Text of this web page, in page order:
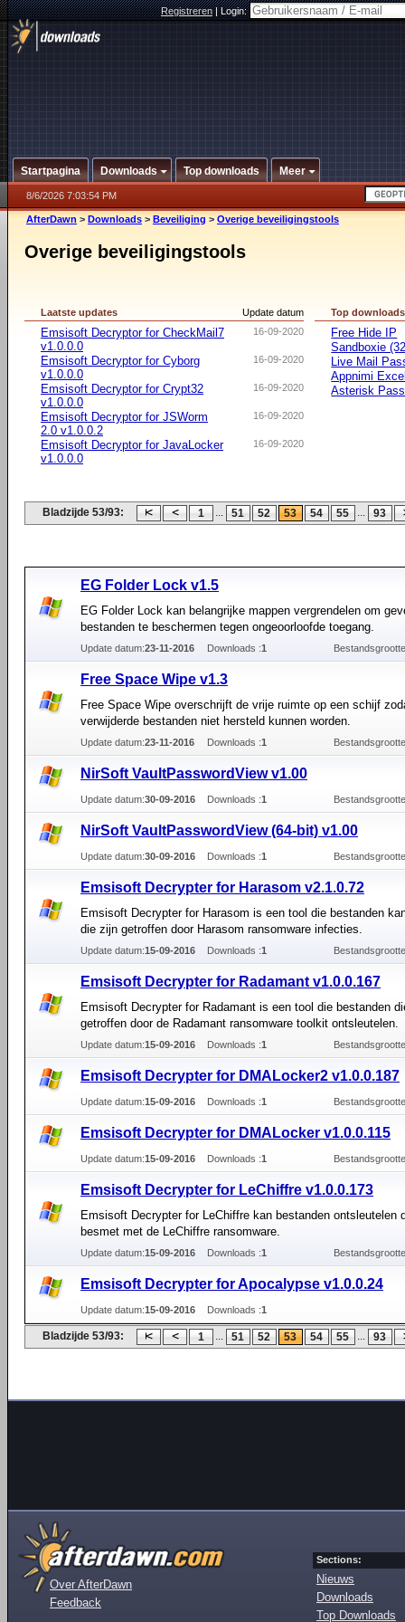
Registreren|Login:
Startpagina Downloads Top downloads Meer
8/6/2026 7:03:54 PM
AfterDawn > Downloads > Beveiliging > Overige beveiligingstools
Overige beveiligingstools
Update datum
Laatste updates
16-09-2020
Emsisoft Decryptor for CheckMail7
v1.0.0.0
16-09-2020
Emsisoft Decryptor for Cyborg
v1.0.0.0
16-09-2020
Emsisoft Decryptor for Crypt32
v1.0.0.0
16-09-2020
Emsisoft Decryptor for JSWorm
2.0 v1.0.0.2
16-09-2020
Emsisoft Decryptor for JavaLocker
v1.0.0.0
Top downloads
Free Hide IP
Sandboxie
Live Mail
Appnimi
Asterisk
Bladzijde 53/93: 1 ... 51 52 53 54 55 ... 93
EG Folder Lock v1.5
EG Folder Lock kan belangrijke mappen vergrendelen om
bestanden te beschermen tegen ongeoorloofde toegang.
Update datum:23-11-2016 Downloads :1
Free Space Wipe v1.3
Free Space Wipe overschrijft de vrije ruimte op een schijf
verwijderde bestanden niet hersteld kunnen worden.
Update datum:23-11-2016 Downloads :1
NirSoft VaultPasswordView v1.00
Update datum:30-09-2016 Downloads :1
NirSoft VaultPasswordView (64-bit) v1.00
Update datum:30-09-2016 Downloads :1
Emsisoft Decrypter for Harasom v2.1.0.72
Emsisoft Decrypter for Harasom is een tool die bestanden
die zijn getroffen door Harasom ransomware infecties.
Update datum:15-09-2016 Downloads :1
Emsisoft Decrypter for Radamant v1.0.0.167
Emsisoft Decrypter for Radamant is een tool die bestanden
getroffen door de Radamant ransomware toolkit ontsleutelen.
Update datum:15-09-2016 Downloads :1
Emsisoft Decrypter for DMALocker2 v1.0.0.187
Update datum:15-09-2016 Downloads :1
Emsisoft Decrypter for DMALocker v1.0.0.115
Update datum:15-09-2016 Downloads :1
Emsisoft Decrypter for LeChiffre v1.0.0.173
Emsisoft Decrypter for LeChiffre kan bestanden ontsleutelen
besmet met de LeChiffre ransomware.
Update datum:15-09-2016 Downloads :1
Emsisoft Decrypter for Apocalypse v1.0.0.24
Update datum:15-09-2016 Downloads :1
Bladzijde 53/93: 1 ... 51 52 53 54 55 ... 93
Over AfterDawn
Feedback
Sections:
Nieuws
Downloads
Top Downloads